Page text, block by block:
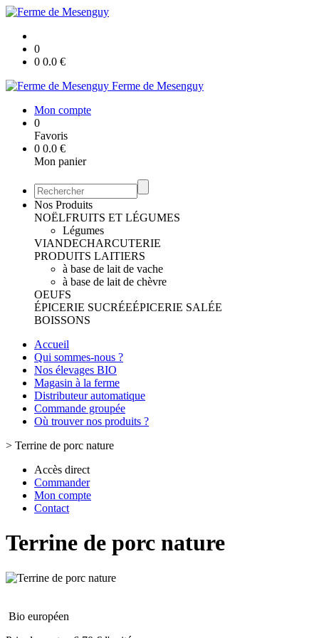
0
0 0.0 €
Ferme de Mesenguy
Mon compte
0
Favoris
0 0.0 €
Mon panier
Nos Produits
NOËLFRUITS ET LÉGUMES
Légumes
VIANDECHARCUTERIE
PRODUITS LAITIERS
à base de lait de vache
à base de lait de chèvre
OEUFS
ÉPICERIE SUCRÉEÉPICERIE SALÉE
BOISSONS
Accueil
Qui sommes-nous ?
Nos élevages BIO
Magasin à la ferme
Distributeur automatique
Commande groupée
Où trouver nos produits ?
> Terrine de porc nature
Accès direct
Commander
Mon compte
Contact
Terrine de porc nature
Bio européen